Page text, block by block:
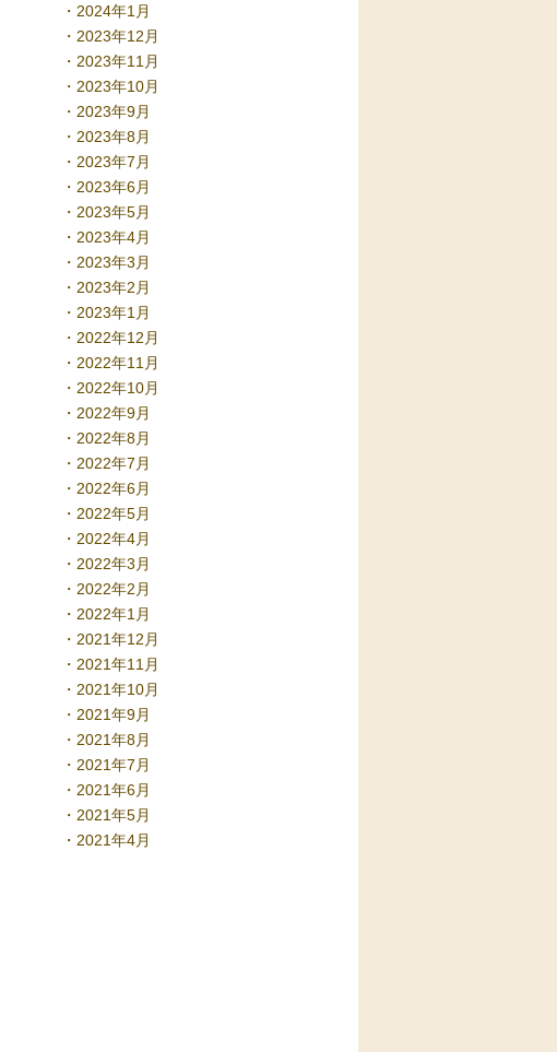
2024年1月
2023年12月
2023年11月
2023年10月
2023年9月
2023年8月
2023年7月
2023年6月
2023年5月
2023年4月
2023年3月
2023年2月
2023年1月
2022年12月
2022年11月
2022年10月
2022年9月
2022年8月
2022年7月
2022年6月
2022年5月
2022年4月
2022年3月
2022年2月
2022年1月
2021年12月
2021年11月
2021年10月
2021年9月
2021年8月
2021年7月
2021年6月
2021年5月
2021年4月